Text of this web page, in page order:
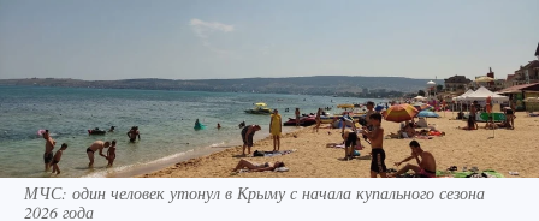
МЧС: один человек утонул в Крыму с начала купального сезона
2026 года